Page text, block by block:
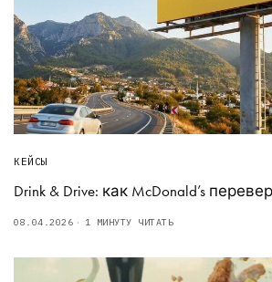
КЕЙСЫ
Drink & Drive: как McDonald’s
08.04.2026 1 МИНУТУ ЧИТАТЬ